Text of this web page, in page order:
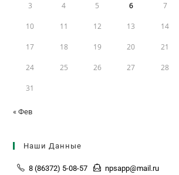
3 4 5 6 7
10 11 12 13 14
17 18 19 20 21
24 25 26 27 28
31
« Фев
Наши Данные
8 (86372) 5-08-57 npsapp@mail.ru